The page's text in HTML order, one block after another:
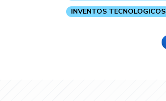
INVENTOS TECNOLOGICOS